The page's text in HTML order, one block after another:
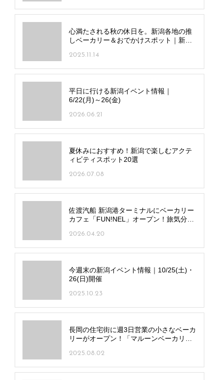
心満たされる秋の休日を。新潟各地の推
しベーカリー＆おでかけスポット｜新潟
2025.11.14
平日に行ける新潟イベント情報｜
6/22(月)～26(金)
2026.06.21
夏休みにおすすめ！新潟で楽しむアクテ
ィビティスポット20選
2026.07.08
佐渡汽船 新潟港ターミナルにベーカリー
カフェ「FUN!NEL」オープン！旅気分を
2026.04.20
今週末の新潟イベント情報｜10/25(土)・
26(日)開催
2025.10.23
長岡の住宅街に週3日営業の小さなベーカ
リーがオープン！「マルーンベーカリ
2025.08.02